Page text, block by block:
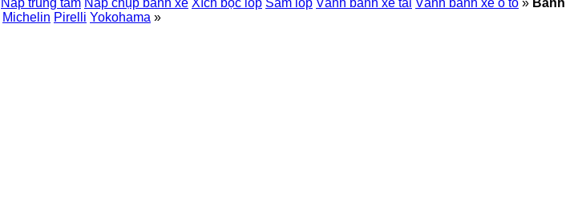
Nắp trung tâm Nắp chụp bánh xe Xích bọc lốp Săm lốp Vành bánh xe tải Vành bánh xe ô tô » Bánh
Michelin Pirelli Yokohama »